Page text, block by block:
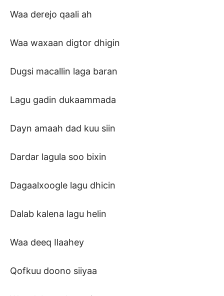
Waa derejo qaali ah
Waa waxaan digtor dhigin
Dugsi macallin laga baran
Lagu gadin dukaammada
Dayn amaah dad kuu siin
Dardar lagula soo bixin
Dagaalxoogle lagu dhicin
Dalab kalena lagu helin
Waa deeq Ilaahey
Qofkuu doono siiyaa